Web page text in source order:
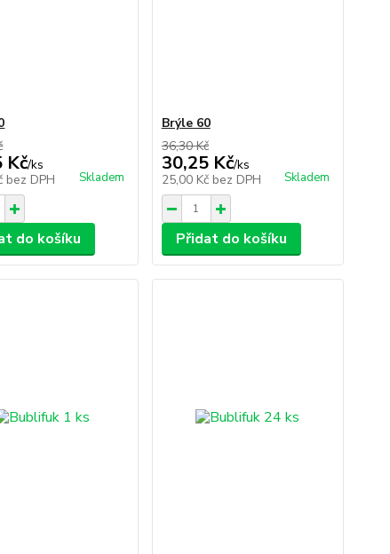
Kč/ks
bez DPH Skladem
do košíku
Brýle 60
36,30 Kč
30,25 Kč/ks
25,00 Kč bez DPH Skladem
Přidat do košíku